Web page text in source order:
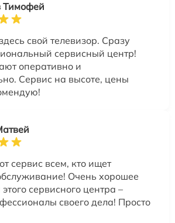
Тимофей
свой телевизор. Сразу
сервисный центр!
оперативно и
Сервис на высоте, цены
сервис всем, кто ищет
Очень хорошее
сервисного центра –
своего дела! Просто